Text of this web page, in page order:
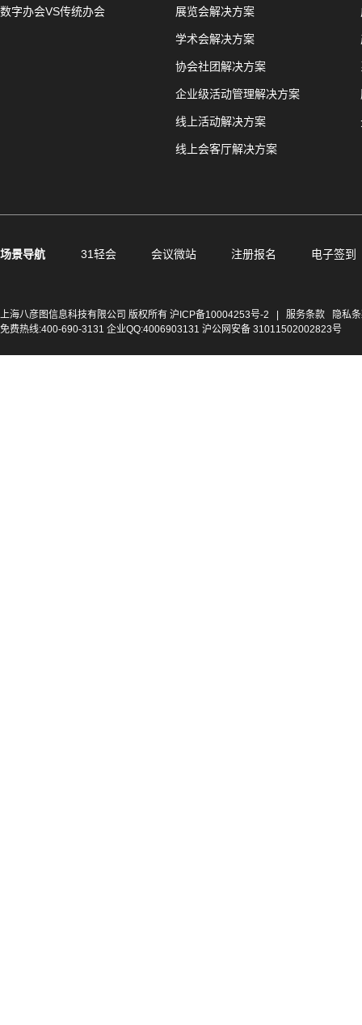
数字办会VS传统办会 展览会解决方案
学术会解决方案
协会社团解决方案
企业级活动管理解决方案
线上活动解决方案
线上会客厅解决方案
场景导航 31轻会 会议微站 注册报名 电子签到
上海八彦图信息科技有限公司 版权所有 沪ICP备10004253号-2 服务条款
隐私
免费热线:400-690-3131 企业QQ:4006903131 沪公网安备 31011502002823号